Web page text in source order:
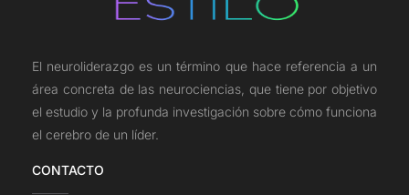
El neuroliderazgo es un término que hace referencia a un
área concreta de las neurociencias, que tiene por objetivo
el estudio y la profunda investigación sobre cómo funciona
el cerebro de un líder.
CONTACTO